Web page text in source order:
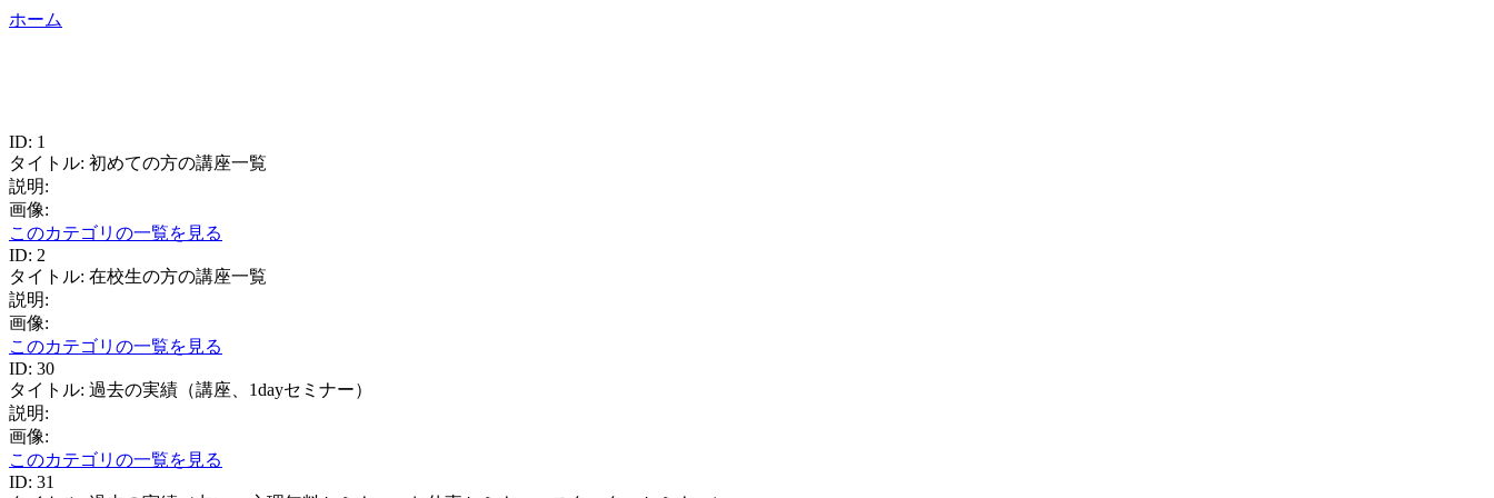
ホーム
ID: 1
タイトル: 初めての方の講座一覧
説明:
画像:
このカテゴリの一覧を見る
ID: 2
タイトル: 在校生の方の講座一覧
説明:
画像:
このカテゴリの一覧を見る
ID: 30
タイトル: 過去の実績（講座、1dayセミナー）
説明:
画像:
このカテゴリの一覧を見る
ID: 31